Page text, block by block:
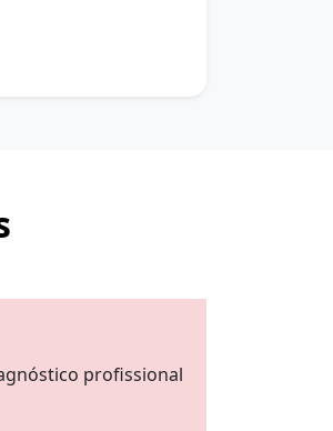
profissional